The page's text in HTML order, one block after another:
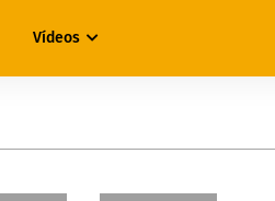
Vídeos